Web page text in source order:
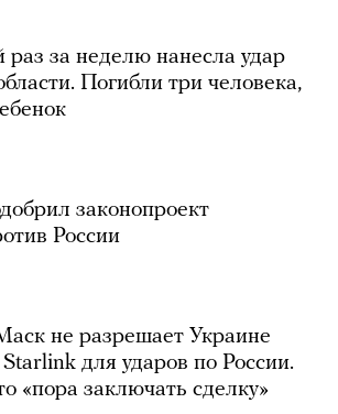
раз за неделю нанесла удар
Погибли три человека,
законопроект
России
не разрешает Украине
Starlink для ударов по России.
«пора заключать сделку»